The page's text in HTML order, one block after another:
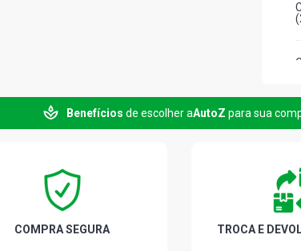
Benefícios de escolher aAutoZ para sua
COMPRA SEGURA TROCA E